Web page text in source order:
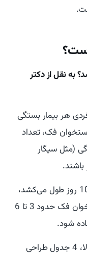
به نقل از دکتر
هر بیمار بستگی
فک، تعداد
(مثل سیگار
باشند.
در اغلب موارد، بهبودی اولیه بین 7 تا 10 روز طول می‌کشد،
اما جوش خوردن کامل ایمپلنت با استخوان فک حدود 3 تا 6
شود.
در ادامه برای پاسخ سریع به سوالات بالا، 4 جدول طراحی